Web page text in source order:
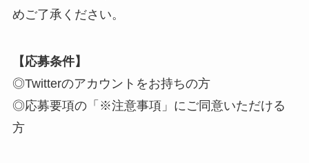
めご了承ください。
【応募条件】
◎Twitterのアカウントをお持ちの方
◎応募要項の「※注意事項」にご同意いただける
方